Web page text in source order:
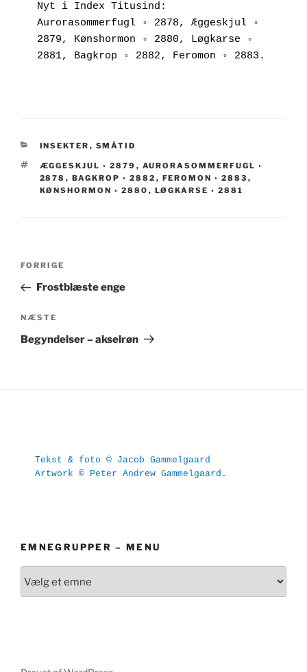
Nyt i Index Titusind:
Aurorasommerfugl ◦ 2878, Æggeskjul ◦
2879, Kønshormon ◦ 2880, Løgkarse ◦
2881, Bagkrop ◦ 2882, Feromon ◦ 2883.
KATEGORIER
INSEKTER , SMÅTID
TAGS
ÆGGESKJUL ◦ 2879 , AURORASOMMERFUGL ◦
2878 , BAGKROP ◦ 2882 , FEROMON ◦ 2883 ,
KØNSHORMON ◦ 2880 , LØGKARSE ◦ 2881
Indlægsnavigation
Forrige
indlæg
FORRIGE
Frostblæste enge
Næste
indlæg
NÆSTE
Begyndelser – akselrøn
Tekst & foto © Jacob Gammelgaard
Artwork © Peter Andrew Gammelgaard.
EMNEGRUPPER – MENU